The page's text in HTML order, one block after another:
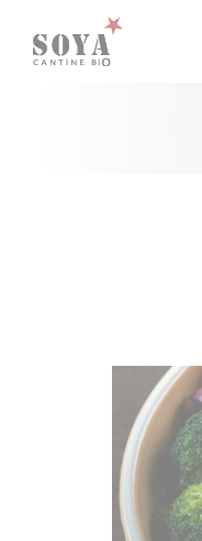
Панель управления cookies